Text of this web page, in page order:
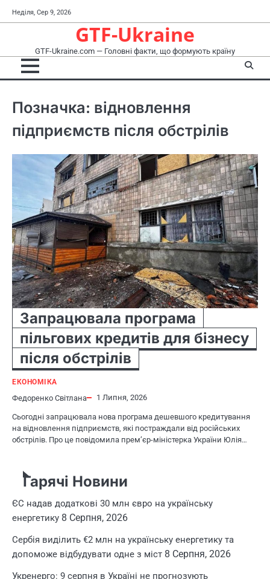
до
Неділя, Сер 9, 2026
GTF-Ukraine
GTF-Ukraine.com — Головні факти, що формують країну
Позначка: відновлення
підприємств після обстрілів
Запрацювала програма
пільгових кредитів для бізнесу
після обстрілів
ЕКОНОМІКА
Федоренко Світлана 1 Липня, 2026
Сьогодні запрацювала нова програма дешевшого кредитування
на відновлення підприємств, які постраждали від російських
обстрілів. Про це повідомила прем’єр-міністерка України Юлія…
Гарячі Новини
ЄС надав додаткові 30 млн євро на українську
енергетику 8 Серпня, 2026
Сербія виділить €2 млн на українську енергетику та
допоможе відбудувати одне з міст 8 Серпня, 2026
Укренерго: 9 серпня в Україні не прогнозують